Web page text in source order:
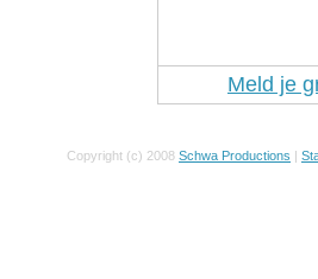
Meld je
Copyright (c) 2008 Schwa Productions |